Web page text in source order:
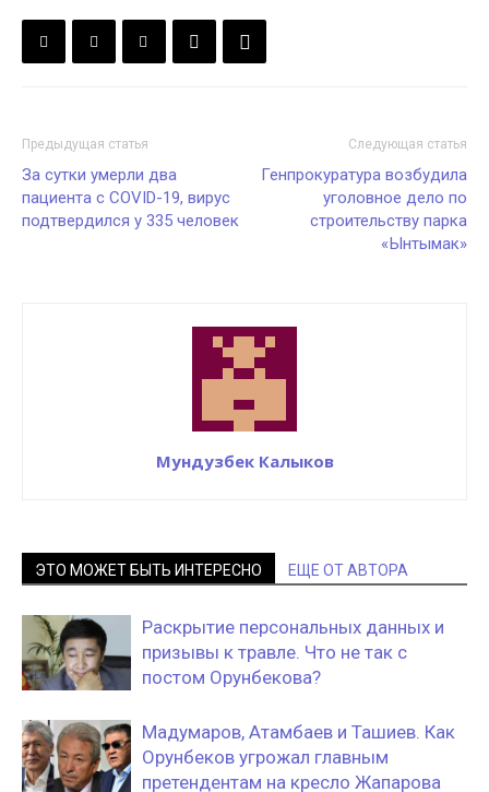
Предыдущая статья
За сутки умерли два
пациента с COVID-19, вирус
подтвердился у 335 человек
Следующая статья
Генпрокуратура возбудила
уголовное дело по
строительству парка
«Ынтымак»
Мундузбек Калыков
ЭТО МОЖЕТ БЫТЬ ИНТЕРЕСНО ЕЩЕ ОТ АВТОРА
Раскрытие персональных данных и
призывы к травле. Что не так с
постом Орунбекова?
Мадумаров, Атамбаев и Ташиев. Как
Орунбеков угрожал главным
претендентам на кресло Жапарова